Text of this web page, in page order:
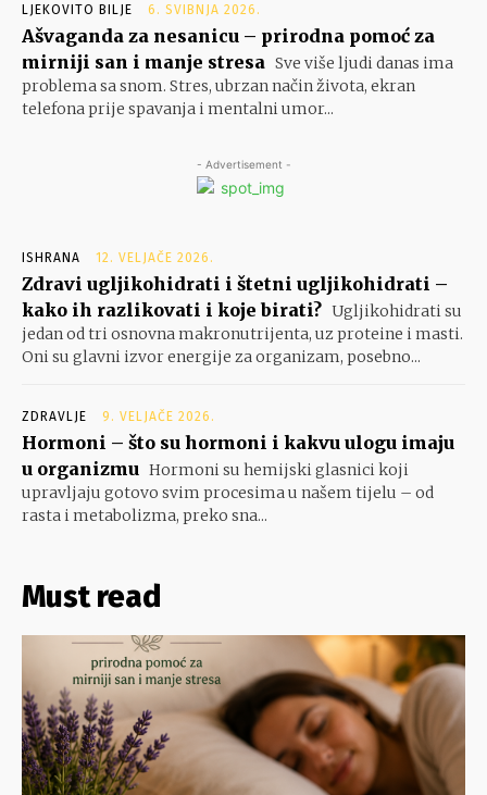
LJEKOVITO BILJE 6. SVIBNJA 2026.
Ašvaganda za nesanicu – prirodna pomoć za
mirniji san i manje stresa Sve više ljudi danas ima
problema sa snom. Stres, ubrzan način života, ekran
telefona prije spavanja i mentalni umor...
- Advertisement -
ISHRANA 12. VELJAČE 2026.
Zdravi ugljikohidrati i štetni ugljikohidrati –
kako ih razlikovati i koje birati? Ugljikohidrati su
jedan od tri osnovna makronutrijenta, uz proteine i masti.
Oni su glavni izvor energije za organizam, posebno...
ZDRAVLJE 9. VELJAČE 2026.
Hormoni – što su hormoni i kakvu ulogu imaju
u organizmu Hormoni su hemijski glasnici koji
upravljaju gotovo svim procesima u našem tijelu – od
rasta i metabolizma, preko sna...
Must read